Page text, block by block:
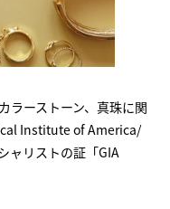
ラーストーン、真珠に関
Institute of America/
ャリストの証「GIA